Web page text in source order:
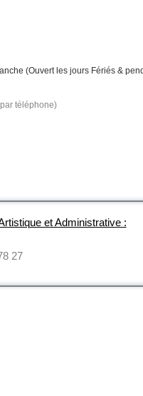
(Ouvert les jours Fériés &
téléphone)
et Administrative :
27